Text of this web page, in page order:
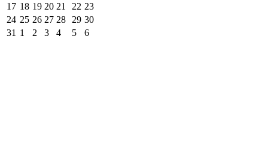
17 18 19 20 21 22 23
24 25 26 27 28 29 30
31 1 2 3 4 5 6